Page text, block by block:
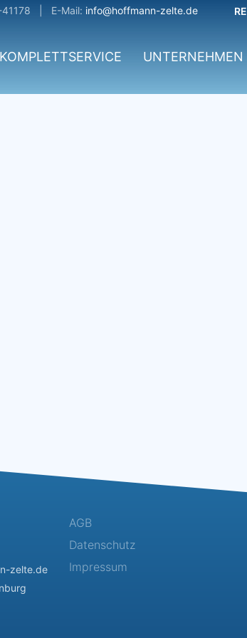
41178 | E-Mail: info@hoffmann-zelte.de
KOMPLETTSERVICE UNTERNEHMEN
zelte.de
AGB
Datenschutz
Impressum